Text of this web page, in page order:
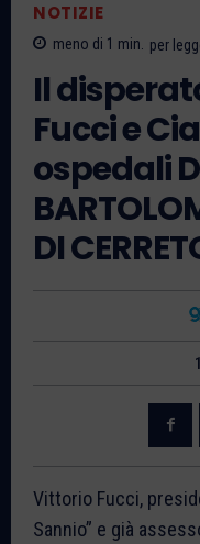
NOTIZIE
meno di 1 min. per
Il
Fucci e
ospedali
DI
Vittorio Fucci,
Sannio” e già